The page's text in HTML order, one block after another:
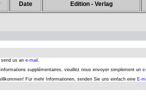
Date Edition - Verlag
us an e-mail.
supplémentaires, veuillez nous envoyer simplement un
Für mehr Informationen, senden Sie uns einfach eine E-